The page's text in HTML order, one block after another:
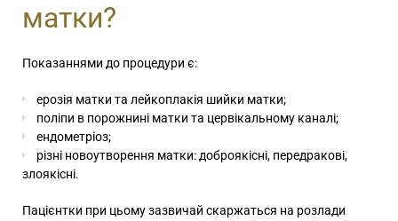
матки?
Показаннями до процедури є:
ерозія матки та лейкоплакія шийки матки;
поліпи в порожнині матки та цервікальному каналі;
ендометріоз;
різні новоутворення матки: доброякісні, передракові,
злоякісні.
Пацієнтки при цьому зазвичай скаржаться на розлади